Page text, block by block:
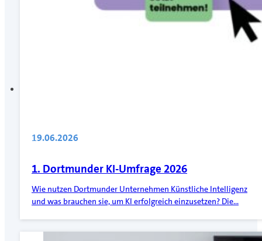
19.06.2026
1. Dortmunder KI-Umfrage 2026
Wie nutzen Dortmunder Unternehmen Künstliche Intelligenz
und was brauchen sie, um KI erfolgreich einzusetzen? Die…